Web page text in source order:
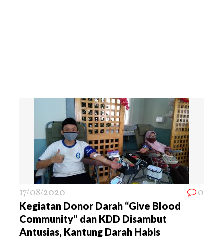
17/08/2020 0
Kegiatan Donor Darah “Give Blood
Community” dan KDD Disambut
Antusias, Kantung Darah Habis